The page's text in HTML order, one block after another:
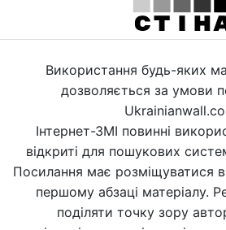
Використання будь-яких
дозволяється за умови
Інтернет-ЗМІ повинні
відкриті для пошукових
Посилання має розміщуватися в
першому абзаці матеріалу.
поділяти точку зору